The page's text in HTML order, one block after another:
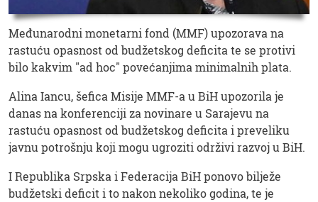
Međunarodni monetarni fond (MMF) upozorava na
rastuću opasnost od budžetskog deficita te se protivi
bilo kakvim "ad hoc" povećanjima minimalnih plata.
Alina Iancu, šefica Misije MMF-a u BiH upozorila je
danas na konferenciji za novinare u Sarajevu na
rastuću opasnost od budžetskog deficita i preveliku
javnu potrošnju koji mogu ugroziti održivi razvoj u BiH.
I Republika Srpska i Federacija BiH ponovo bilježe
budžetski deficit i to nakon nekoliko godina, te je